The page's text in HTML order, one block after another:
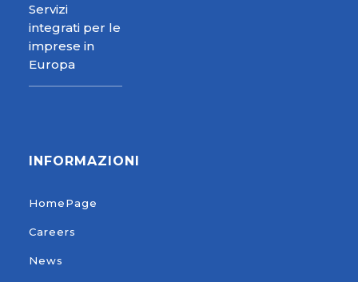
Servizi
integrati per le
imprese in
Europa
INFORMAZIONI
HomePage
Careers
News